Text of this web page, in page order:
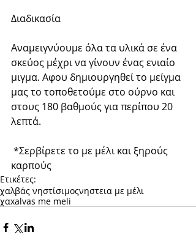
Διαδικασία
Αναμειγνύουμε όλα τα υλικά σε ένα
σκεύος μέχρι να γίνουν ένας ενιαίο
μιγμα. Αφου δημιουργηθεί το μείγμα
μας το τοποθετούμε στο ούρνο και
στους 180 βαθμούς για περίπου 20
λεπτά.
καρπούς
Ετικέτες:
χαλβάς νηστίσιμοςνηστεια με μέλι
χαxalvas me meli